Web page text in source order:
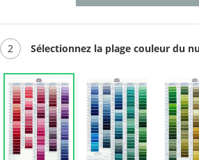
2 Sélectionnez la plage couleur du